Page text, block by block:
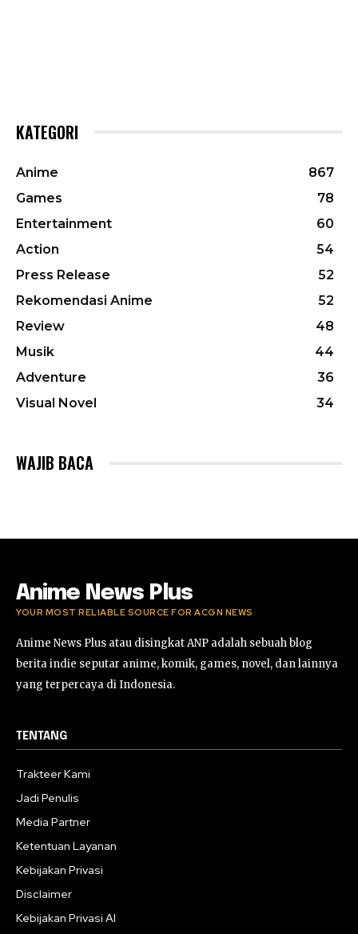
KATEGORI
Anime
867
Games
78
Entertainment
60
Action
54
Press Release
52
Rekomendasi Anime
52
Review
48
Musik
44
Adventure
36
Visual Novel
34
WAJIB BACA
Anime News Plus
YOUR MOST RELIABLE SOURCE FOR ACGN NEWS
Anime News Plus atau disingkat ANP adalah sebuah blog
berita indie seputar anime, komik, games, novel, dan lainnya
yang terpercaya di Indonesia.
TENTANG
Trakteer Kami
Jadi Penulis
Media Partner
Ketentuan Layanan
Kebijakan Privasi
Disclaimer
Kebijakan Privasi AI